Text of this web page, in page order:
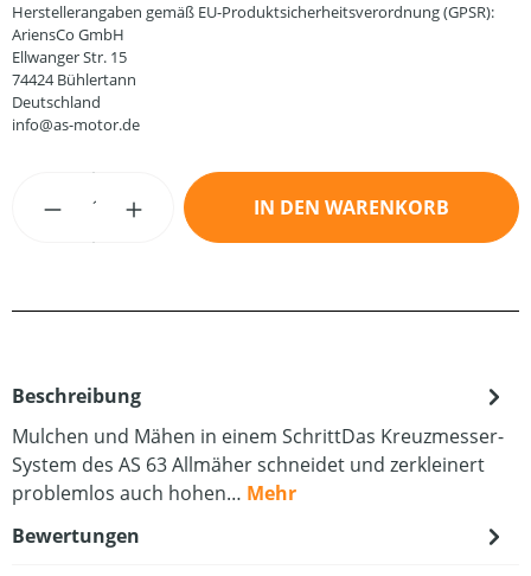
Herstellerangaben gemäß EU-Produktsicherheitsverordnung (GPSR):
AriensCo GmbH
Ellwanger Str. 15
74424 Bühlertann
Deutschland
info@as-motor.de
Produkt Anzahl: Gib den gewünschten
IN DEN WARENKORB
Beschreibung
Mulchen und Mähen in einem SchrittDas Kreuzmesser-
System des AS 63 Allmäher schneidet und zerkleinert
problemlos auch hohen… Mehr
Bewertungen